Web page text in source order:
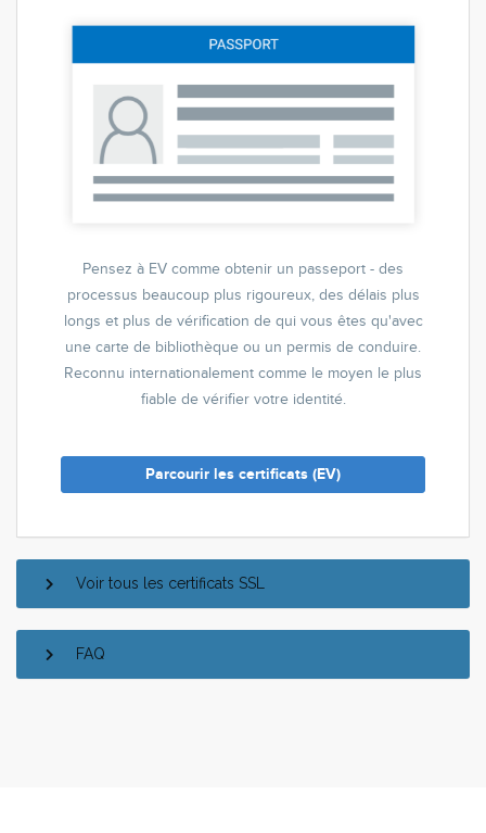
Pensez à EV comme obtenir un passeport - des
processus beaucoup plus rigoureux, des délais plus
longs et plus de vérification de qui vous êtes qu'avec
une carte de bibliothèque ou un permis de conduire.
Reconnu internationalement comme le moyen le plus
fiable de vérifier votre identité.
Parcourir les certificats (EV)
Voir tous les certificats SSL
FAQ